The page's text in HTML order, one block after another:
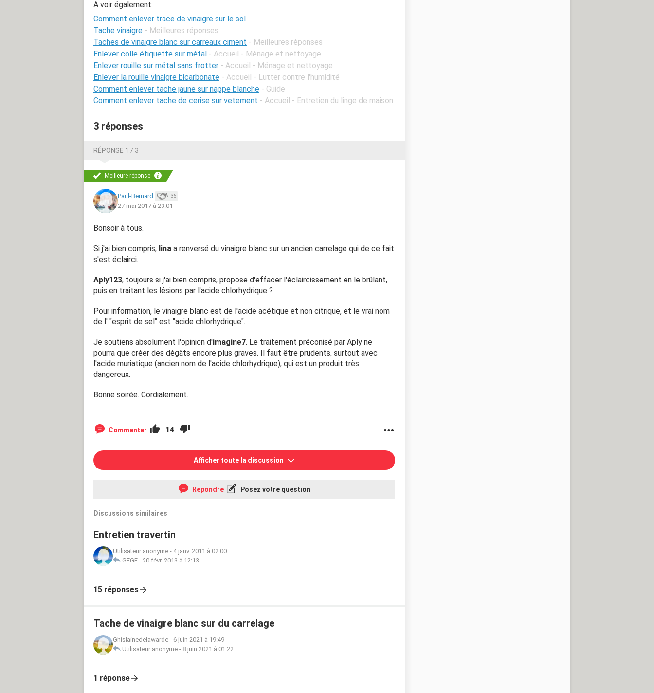
A voir également:
Comment enlever trace de vinaigre sur le sol
Tache vinaigre - Meilleures réponses
Taches de vinaigre blanc sur carreaux ciment - Meilleures réponses
Enlever colle étiquette sur métal - Accueil - Ménage et nettoyage
Enlever rouille sur métal sans frotter - Accueil - Ménage et nettoyage
Enlever la rouille vinaigre bicarbonate - Accueil - Lutter contre l'humidité
Comment enlever tache jaune sur nappe blanche - Guide
Comment enlever tache de cerise sur vetement - Accueil - Entretien du linge de maison
3 réponses
RÉPONSE 1 / 3
Meilleure réponse
Paul-Bernard 36
27 mai 2017 à 23:01
Bonsoir à tous.
Si j'ai bien compris, lina a renversé du vinaigre blanc sur un ancien carrelage qui de ce fait
s'est éclairci.
Aply123, toujours si j'ai bien compris, propose d'effacer l'éclaircissement en le brûlant,
puis en traitant les lésions par l'acide chlorhydrique ?
Pour information, le vinaigre blanc est de l'acide acétique et non citrique, et le vrai nom
de l' "esprit de sel" est "acide chlorhydrique".
Je soutiens absolument l'opinion d'imagine7. Le traitement préconisé par Aply ne
pourra que créer des dégâts encore plus graves. Il faut être prudents, surtout avec
l'acide muriatique (ancien nom de l'acide chlorhydrique), qui est un produit très
dangereux.
Bonne soirée. Cordialement.
Commenter 14
Afficher toute la discussion
Répondre Posez votre question
Discussions similaires
Entretien travertin
Utilisateur anonyme - 4 janv. 2011 à 02:00
GEGE - 20 févr. 2013 à 12:13
15 réponses
Tache de vinaigre blanc sur du carrelage
Ghislainedelawarde - 6 juin 2021 à 19:49
Utilisateur anonyme - 8 juin 2021 à 01:22
1 réponse